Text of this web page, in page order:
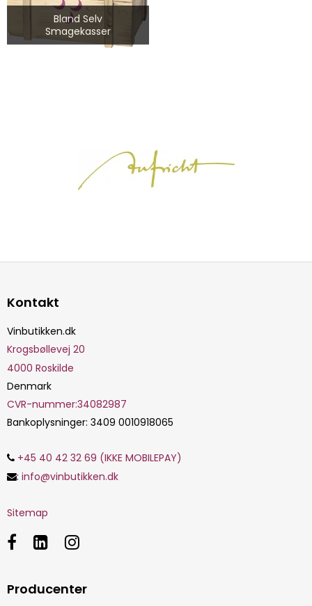
Bland Selv
Smagekasser
Kontakt
Vinbutikken.dk
Krogsbøllevej 20
4000 Roskilde
Denmark
CVR-nummer:34082987
Bankoplysninger: 3409 0010918065
+45 40 42 32 69 (IKKE MOBILEPAY)
: info@vinbutikken.dk
Sitemap
Producenter